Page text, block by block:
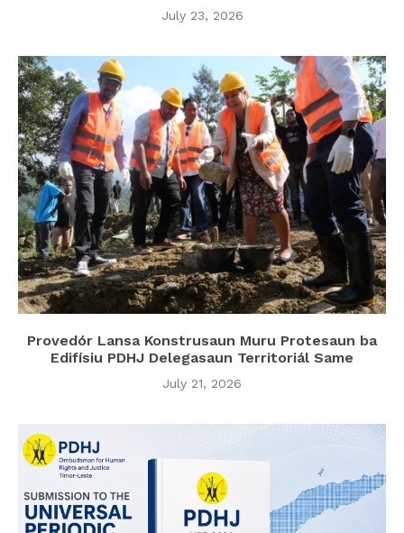
July 23, 2026
Provedór Lansa Konstrusaun Muru Protesaun ba
Edifísiu PDHJ Delegasaun Territoriál Same
July 21, 2026